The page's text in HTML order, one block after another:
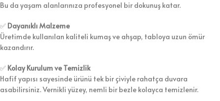
Bu da yaşam alanlarınıza profesyonel bir dokunuş katar.
✅ Dayanıklı Malzeme
Üretimde kullanılan kaliteli kumaş ve ahşap, tabloya uzun ömür
kazandırır.
✅ Kolay Kurulum ve Temizlik
Hafif yapısı sayesinde ürünü tek bir çiviyle rahatça duvara
asabilirsiniz. Vernikli yüzey, nemli bir bezle kolayca temizlenir.